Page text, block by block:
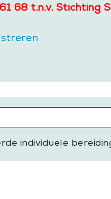
68 t.n.v. Stichting
individuele